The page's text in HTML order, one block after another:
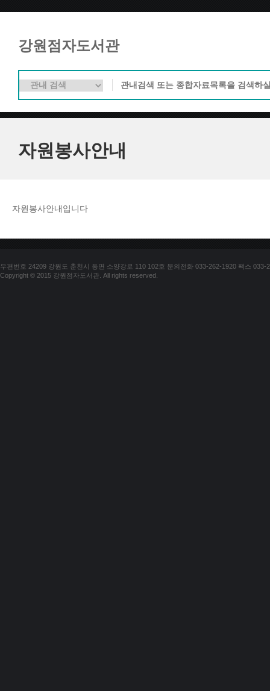
강원점자도서관
자원봉사안내
자원봉사안내입니다
우편번호 24209 강원도 춘천시 동면 소양강로 110 102호 문의전화 033-262-1920 팩스 033-
Copyright © 2015 강원점자도서관. All rights reserved.